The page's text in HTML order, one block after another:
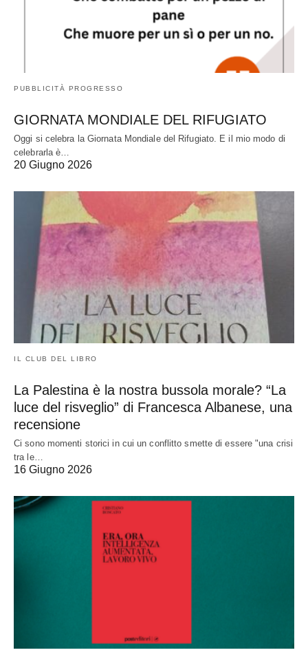
PUBBLICITÀ PROGRESSO
GIORNATA MONDIALE DEL RIFUGIATO
Oggi si celebra la Giornata Mondiale del Rifugiato. E il mio modo di
celebrarla è…
20 Giugno 2026
IL CLUB DEL LIBRO
La Palestina è la nostra bussola morale? “La
luce del risveglio” di Francesca Albanese, una
recensione
Ci sono momenti storici in cui un conflitto smette di essere "una crisi
tra le…
16 Giugno 2026